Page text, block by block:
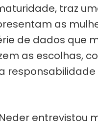
traz
as
de dados que
as escolhas,
entrevistou